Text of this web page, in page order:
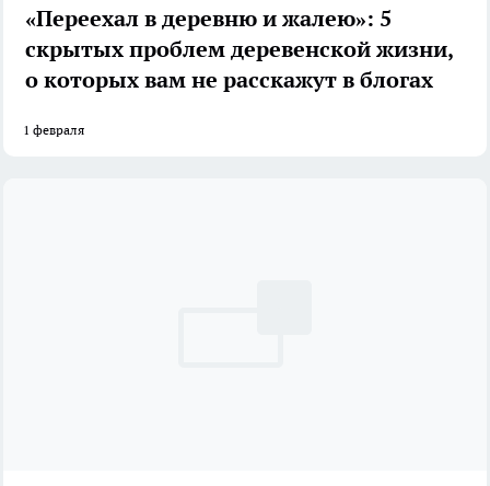
«Переехал в деревню и жалею»: 5
скрытых проблем деревенской жизни,
о которых вам не расскажут в блогах
1 февраля